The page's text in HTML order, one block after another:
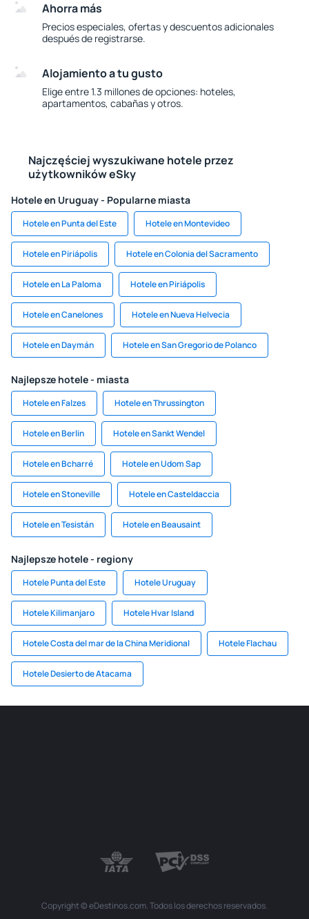
Ahorra más
Precios especiales, ofertas y descuentos adicionales
después de registrarse.
Alojamiento a tu gusto
Elige entre 1.3 millones de opciones: hoteles,
apartamentos, cabañas y otros.
Najczęściej wyszukiwane hotele przez
użytkowników eSky
Hotele en Uruguay - Popularne miasta
Hotele en Punta del Este Hotele en Montevideo
Hotele en Piriápolis Hotele en Colonia del Sacramento
Hotele en La Paloma Hotele en Piriápolis
Hotele en Canelones Hotele en Nueva Helvecia
Hotele en Daymán Hotele en San Gregorio de Polanco
Najlepsze hotele - miasta
Hotele en Falzes Hotele en Thrussington
Hotele en Berlin Hotele en Sankt Wendel
Hotele en Bcharré Hotele en Udom Sap
Hotele en Stoneville Hotele en Casteldaccia
Hotele en Tesistán Hotele en Beausaint
Najlepsze hotele - regiony
Hotele Punta del Este Hotele Uruguay
Hotele Kilimanjaro Hotele Hvar Island
Hotele Costa del mar de la China Meridional Hotele Flachau
Hotele Desierto de Atacama
Copyright © eDestinos.com. Todos los derechos reservados.